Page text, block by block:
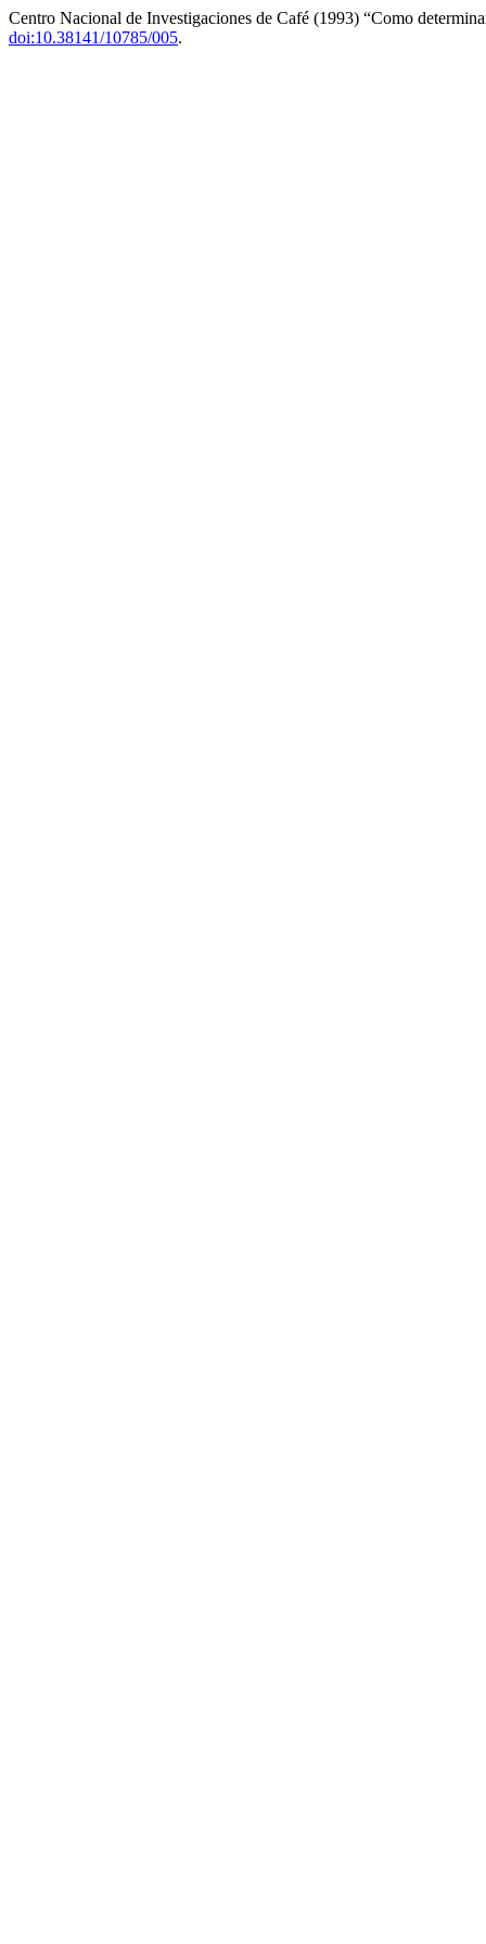
Centro Nacional de Investigaciones de Café (1993) “Como
doi:10.38141/10785/005.